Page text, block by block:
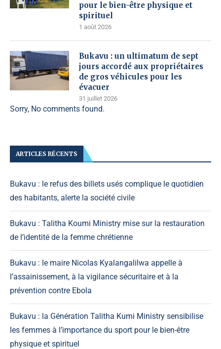
pour le bien-être physique et
spirituel
1 août 2026
Bukavu : un ultimatum de sept
jours accordé aux propriétaires
de gros véhicules pour les
évacuer
31 juillet 2026
Sorry, No comments found.
ARTICLES RÉCENTS
Bukavu : le refus des billets usés complique le quotidien
des habitants, alerte la société civile
Bukavu : Talitha Koumi Ministry mise sur la restauration
de l’identité de la femme chrétienne
Bukavu : le maire Nicolas Kyalangalilwa appelle à
l’assainissement, à la vigilance sécuritaire et à la
prévention contre Ebola
Bukavu : la Génération Talitha Kumi Ministry sensibilise
les femmes à l’importance du sport pour le bien-être
physique et spirituel